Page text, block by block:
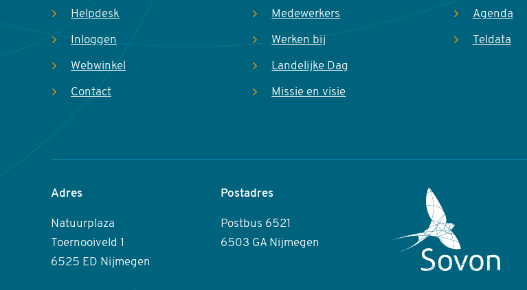
Helpdesk
Inloggen
Webwinkel
Contact
Medewerkers
Werken bij
Landelijke Dag
Missie en visie
Agenda
Teldata
Adres
Natuurplaza
Toernooiveld 1
6525 ED Nijmegen
Postadres
Postbus 6521
6503 GA Nijmegen